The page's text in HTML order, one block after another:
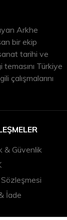
Arkhe
bir ekip
tarihi ve
Türkiye
çalışmalarını
& Güvenlik
Sözleşmesi
İade